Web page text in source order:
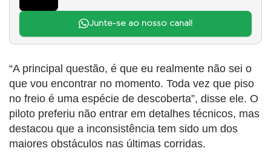
Junte-se ao nosso canal!
“A principal questão, é que eu realmente não sei o
que vou encontrar no momento. Toda vez que piso
no freio é uma espécie de descoberta”, disse ele. O
piloto preferiu não entrar em detalhes técnicos, mas
destacou que a inconsistência tem sido um dos
maiores obstáculos nas últimas corridas.